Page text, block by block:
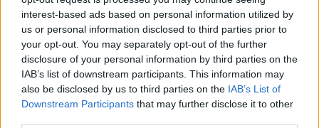
interest-based ads based on personal information utilized by
us or personal information disclosed to third parties prior to
your opt-out. You may separately opt-out of the further
disclosure of your personal information by third parties on the
IAB’s list of downstream participants. This information may
also be disclosed by us to third parties on the IAB’s List of
Downstream Participants that may further disclose it to other
© RIPRODUZIONE RISERVATA
Opec petrolio